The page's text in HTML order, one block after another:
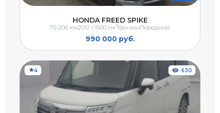
HONDA FREED SPIKE
990 000 руб.
75 200 км2012 г.1500 см3БензинПередний
4 630